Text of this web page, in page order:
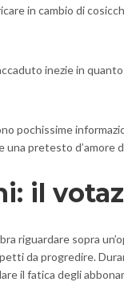
in cambio di
inezie in
pochissime
una pretesto d’amore
il
riguardare sopra
da progredire.
il fatica degli